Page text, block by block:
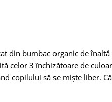
din bumbac organic de
celor 3 închizătoare de
copilului să se miște liber.